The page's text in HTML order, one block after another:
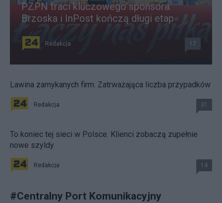
PZPN traci kluczowego sponsora.
Brzoska i InPost kończą długi etap
Redakcja 17
Lawina zamykanych firm. Zatrważająca liczba przypadków
Redakcja 31
To koniec tej sieci w Polsce. Klienci zobaczą zupełnie
nowe szyldy
Redakcja 14
#Centralny Port Komunikacyjny